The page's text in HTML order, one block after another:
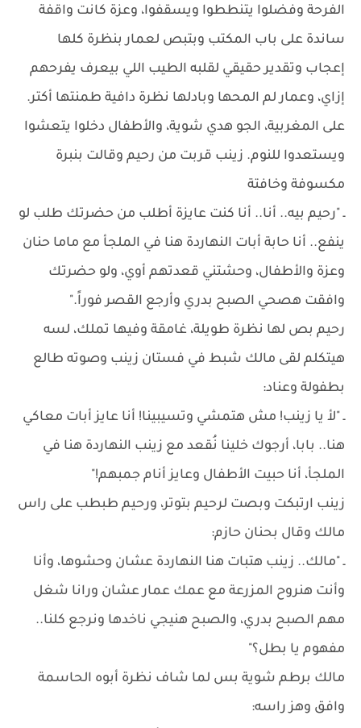
الفرحة وفضلوا يتنططوا ويسقفوا، وعزة كانت واقفة
ساندة على باب المكتب وبتبص لعمار بنظرة كلها
إعجاب وتقدير حقيقي لقلبه الطيب اللي بيعرف يفرحهم
إزاي، وعمار لم المحها وبادلها نظرة دافية طمنتها أكتر.
على المغربية، الجو هدي شوية، والأطفال دخلوا يتعشوا
ويستعدوا للنوم. زينب قربت من رحيم وقالت بنبرة
مكسوفة وخافتة
ـ "رحيم بيه.. أنا.. أنا كنت عايزة أطلب من حضرتك طلب لو
ينفع.. أنا حابة أبات النهاردة هنا في الملجأ مع ماما حنان
وعزة والأطفال، وحشتني قعدتهم أوي، ولو حضرتك
وافقت هصحي الصبح بدري وأرجع القصر فوراً."
رحيم بص لها نظرة طويلة، غامقة وفيها تملك، لسه
هيتكلم لقى مالك شبط في فستان زينب وصوته طالع
بطفولة وعناد:
ـ "لأ يا زينب! مش هتمشي وتسيبينا! أنا عايز أبات معاكي
هنا.. بابا، أرجوك خلينا نُقعد مع زينب النهاردة هنا في
الملجأ، أنا حبيت الأطفال وعايز أنام جمبهم!"
زينب ارتبكت وبصت لرحيم بتوتر، ورحيم طبطب على راس
مالك وقال بحنان حازم:
ـ "مالك.. زينب هتبات هنا النهاردة عشان وحشوها، وأنا
وأنت هنروح المزرعة مع عمك عمار عشان ورانا شغل
مهم الصبح بدري، والصبح هنيجي ناخدها ونرجع كلنا..
مفهوم يا بطل؟"
مالك برطم شوية بس لما شاف نظرة أبوه الحاسمة
وافق وهز راسه: